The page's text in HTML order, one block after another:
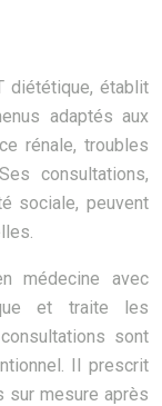
diététique, établit
adaptés aux
rénale, troubles
consultations,
sociale, peuvent
médecine avec
et traite les
sont
Il prescrit
sur mesure après